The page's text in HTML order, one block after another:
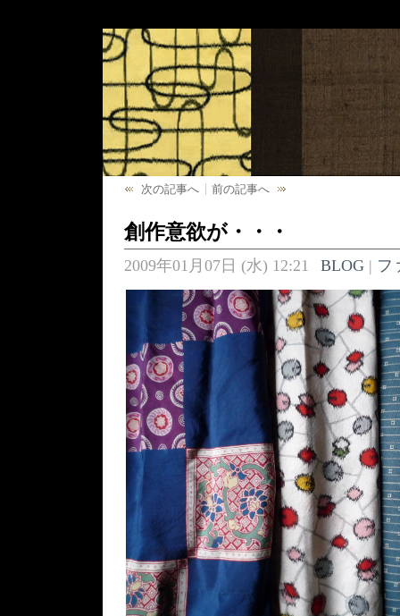
次の記事へ 前の記事へ
創作意欲が・・・
2009年01月07日 (水) 12:21 BLOG| フ